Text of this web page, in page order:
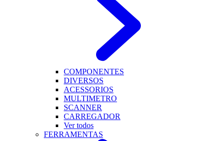
COMPONENTES
DIVERSOS
ACESSORIOS
MULTIMETRO
SCANNER
CARREGADOR
Ver todos
FERRAMENTAS